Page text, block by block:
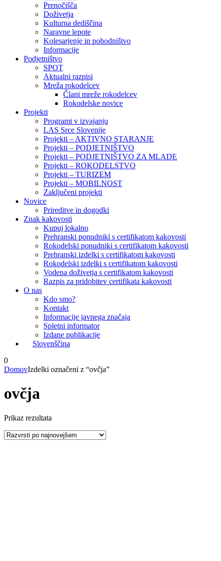
Prenočišča
Doživetja
Kulturna dediščina
Naravne lepote
Kolesarjenje in pohodništvo
Informacije
Podjetništvo
SPOT
Aktualni razpisi
Mreža rokodelcev
Člani mreže rokodelcev
Rokodelske novice
Projekti
Programi v izvajanju
LAS Srce Slovenije
Projekti – AKTIVNO STARANJE
Projekti – PODJETNIŠTVO
Projekti – PODJETNIŠTVO ZA MLADE
Projekti – ROKODELSTVO
Projekti – TURIZEM
Projekti – MOBILNOST
Zaključeni projekti
Novice
Prireditve in dogodki
Znak kakovosti
Kupuj lokalno
Prehranski ponudniki s certifikatom kakovosti
Rokodelski ponudniki s certifikatom kakovosti
Prehranski izdelki s certifikatom kakovosti
Rokodelski izdelki s certifikatom kakovosti
Vodena doživetja s certifikatom kakovosti
Razpis za pridobitev certifikata kakovosti
O nas
Kdo smo?
Kontakt
Informacije javnega značaja
Spletni informator
Izdane publikacije
Slovenščina
0
DomovIzdelki označeni z “ovčja”
ovčja
Prikaz rezultata